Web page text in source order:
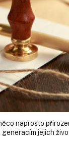
naprosto
jejich